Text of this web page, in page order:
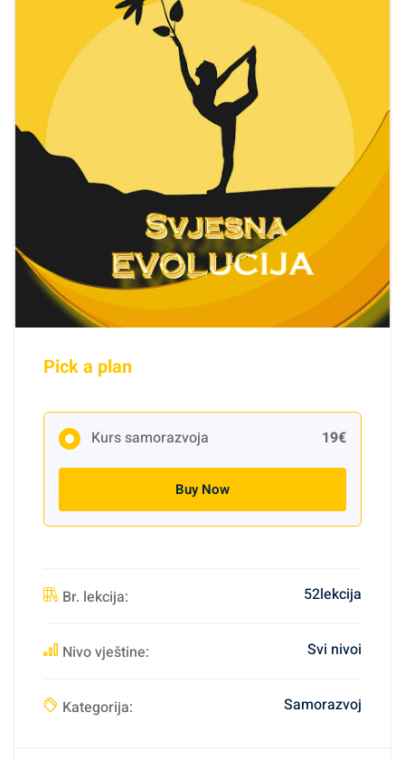
Pick a plan
Kurs samorazvoja 19€
Buy Now
Br. lekcija: 52lekcija
Nivo vještine: Svi nivoi
Kategorija: Samorazvoj